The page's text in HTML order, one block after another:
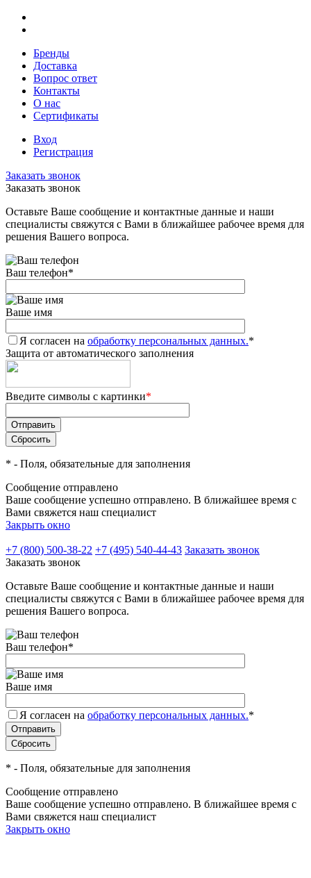
Бренды
Доставка
Вопрос ответ
Контакты
О нас
Сертификаты
Вход
Регистрация
Заказать звонок
Заказать звонок
Оставьте Ваше сообщение и контактные данные и наши
специалисты свяжутся с Вами в ближайшее рабочее время для
решения Вашего вопроса.
Ваш телефон*
Ваше имя
Я согласен на обработку персональных данных.*
Защита от автоматического заполнения
Введите символы с картинки*
* - Поля, обязательные для заполнения
Сообщение отправлено
Ваше сообщение успешно отправлено. В ближайшее время с
Вами свяжется наш специалист
Закрыть окно
+7 (800) 500-38-22 +7 (495) 540-44-43 Заказать звонок
Заказать звонок
Оставьте Ваше сообщение и контактные данные и наши
специалисты свяжутся с Вами в ближайшее рабочее время для
решения Вашего вопроса.
Ваш телефон*
Ваше имя
Я согласен на обработку персональных данных.*
* - Поля, обязательные для заполнения
Сообщение отправлено
Ваше сообщение успешно отправлено. В ближайшее время с
Вами свяжется наш специалист
Закрыть окно